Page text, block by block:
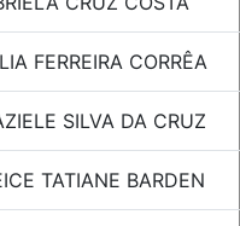
FERREIRA CORRÊA
SILVA DA CRUZ
TATIANE BARDEN